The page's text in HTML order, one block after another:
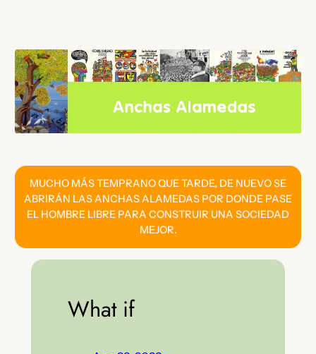
contenido
MUCHO MÁS TEMPRANO QUE TARDE, DE NUEVO SE
ABRIRÁN LAS ANCHAS ALAMEDAS POR DONDE PASE
EL HOMBRE LIBRE PARA CONSTRUIR UNA SOCIEDAD
MEJOR.
What if